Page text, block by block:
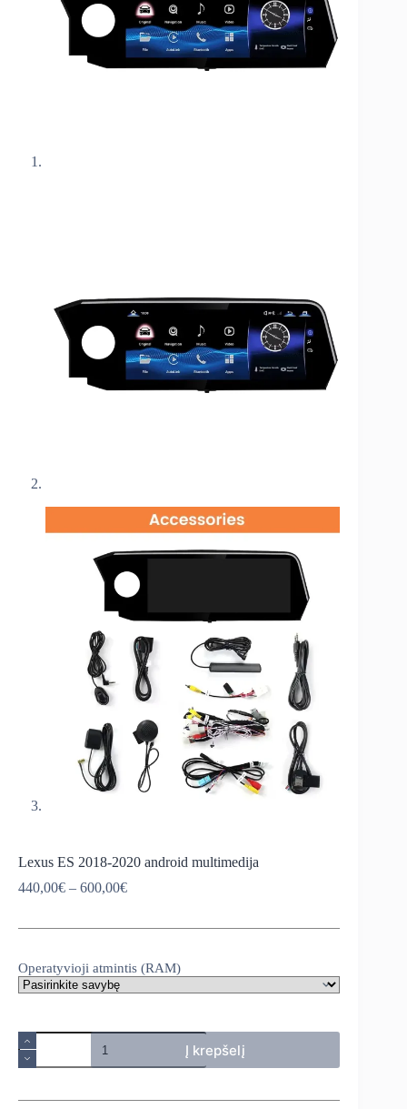
Lexus ES 2018-2020 android multimedija
440,00€ – 600,00€Price
Operatyvioji atmintis (RAM)
produkto
kiekis:
Lexus
2018-
Į krepšelį